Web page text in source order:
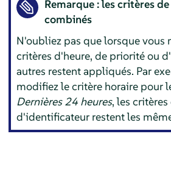
Remarque : les critères
combinés
N'oubliez pas que lorsque vous
critères d'heure, de priorité ou
autres restent appliqués. Par
modifiez le critère horaire pour
Dernières 24 heures, les
d'identificateur restent les